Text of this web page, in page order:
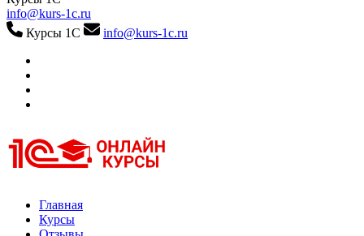
info@kurs-1c.ru
Курсы 1С
info@kurs-1c.ru
Курсы 1С
Курсы 1С официальная сертификация
Главная
Курсы